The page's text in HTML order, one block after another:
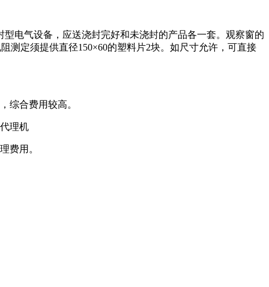
电气设备，应送浇封完好和未浇封的产品各一套。观察窗的
测定须提供直径150×60的塑料片2块。如尺寸允许，可直接
综合费用较高。
理机
费用。